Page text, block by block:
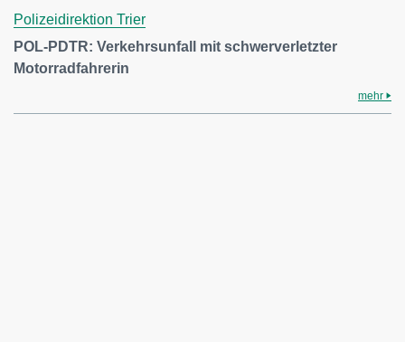
Polizeidirektion Trier
POL-PDTR: Verkehrsunfall mit schwerverletzter
Motorradfahrerin
mehr